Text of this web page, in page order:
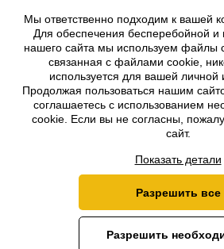
ПОЛЕЗНАЯ
Новости ПОЛЕЗНАЯ
Мы ответственно подходим к вашей
Для обеспечения бесперебойной и
нашего сайта мы используем файлы
связанная с файлами cookie,
используется для вашей личной
Продолжая пользоваться нашим
соглашаетесь с использованием
cookie. Если вы не согласны,
сайт.
Показать детали
Разрешить все
Разрешить